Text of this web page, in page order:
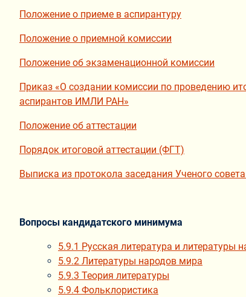
Положение о приеме в аспирантуру
Положение о приемной комиссии
Положение об экзаменационной комиссии
Приказ «О создании комиссии по проведению
аспирантов ИМЛИ РАН»
Положение об аттестации
Порядок итоговой аттестации (ФГТ)
Выписка из протокола заседания Ученого
Вопросы кандидатского минимума
5.9.1 Русская литература и литературы
5.9.2 Литературы народов мира
5.9.3 Теория литературы
5.9.4 Фольклористика